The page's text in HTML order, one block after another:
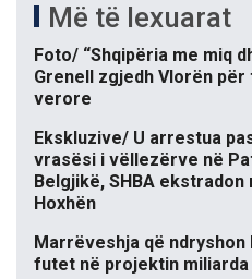
Më të lexuarat
Foto/ “Shqipëria me miq
Grenell zgjedh Vlorën
verore
Ekskluzive/ U arrestua
vrasësi i vëllezërve në
Belgjikë, SHBA ekstradon
Hoxhën
Marrëveshja që ndryshon
futet në projektin